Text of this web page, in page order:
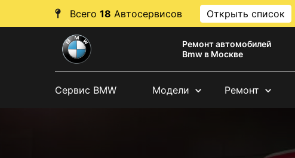
Всего 18 Автосервисов Открыть список
Ремонт автомобилей
Bmw в Москве
Сервис BMW Модели Ремонт